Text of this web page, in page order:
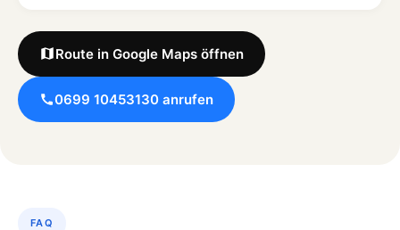
Route in Google Maps öffnen
0699 10453130 anrufen
FAQ